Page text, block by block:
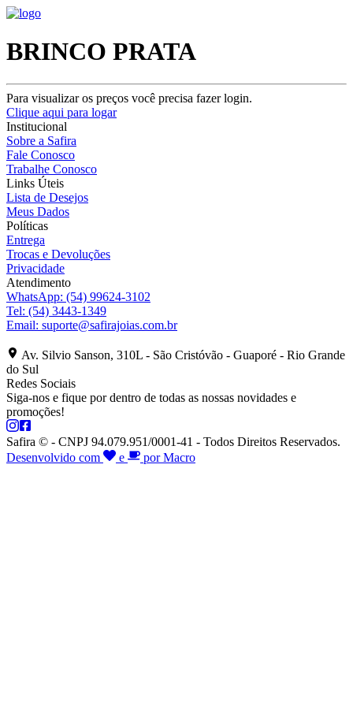
BRINCO PRATA
Para visualizar os preços você precisa fazer login.
Clique aqui para logar
Institucional
Sobre a Safira
Fale Conosco
Trabalhe Conosco
Links Úteis
Lista de Desejos
Meus Dados
Políticas
Entrega
Trocas e Devoluções
Privacidade
Atendimento
WhatsApp: (54) 99624-3102
Tel: (54) 3443-1349
Email: suporte@safirajoias.com.br
Av. Silvio Sanson, 310L - São Cristóvão - Guaporé - Rio Grande
do Sul
Redes Sociais
Siga-nos e fique por dentro de todas as nossas novidades e
promoções!
Safira © - CNPJ 94.079.951/0001-41 - Todos Direitos Reservados.
Desenvolvido com
e por Macro